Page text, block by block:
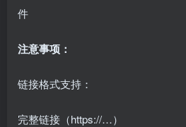
件
注意事项：
链接格式支持：
完整链接（https://…）